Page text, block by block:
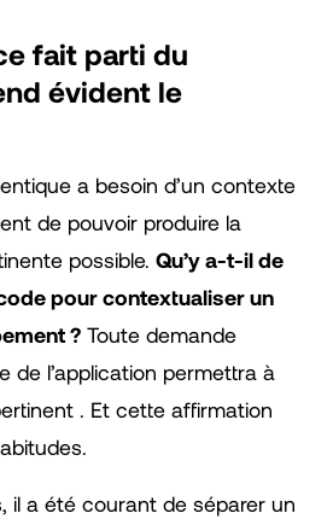
fait parti du
évident le
a besoin d’un contexte
de pouvoir produire la
possible. Qu’y a-t-il de
pour contextualiser un
? Toute demande
de l’application permettra à
. Et cette affirmation
il a été courant de séparer un